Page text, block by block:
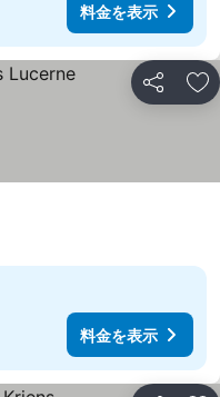
料金を表示
シェア お
料金を表示